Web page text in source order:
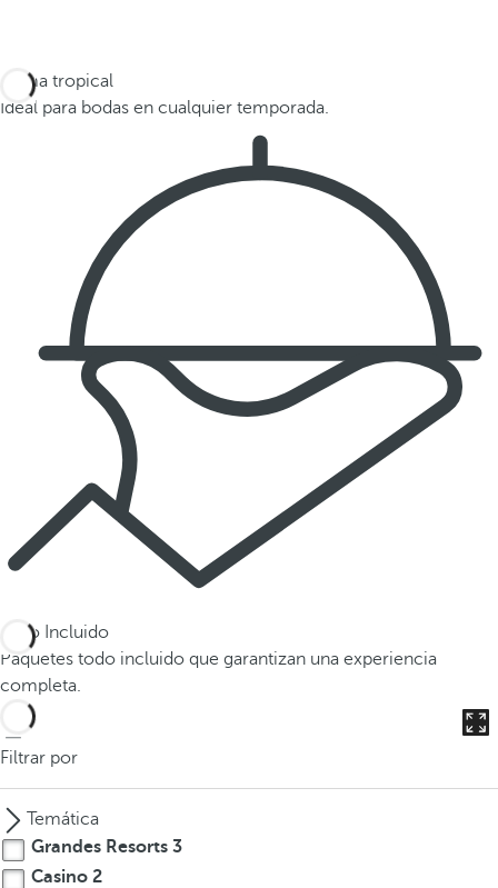
Clima tropical
Ideal para bodas en cualquier temporada.
Todo Incluido
Paquetes todo incluido que garantizan una experiencia
completa.
Filtrar por
Temática
Grandes Resorts 3
Casino 2